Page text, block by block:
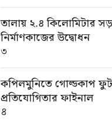
তালায় ২.৪ কিলোমিটার
নির্মাণকাজের উদ্বোধন
৩
কপিলমুনিতে গোল্ডকাপ
প্রতিযোগিতার ফাইনাল
৪